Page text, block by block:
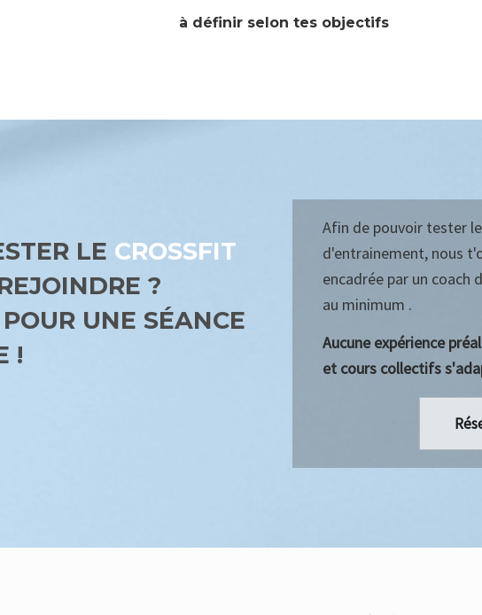
à définir selon tes objectifs
LE CROSSFIT
?
UNE SÉANCE
!
Afin de pouvoir tester
d'entrainement, nous
encadrée par un
au minimum .
Aucune expérience
et cours collectifs